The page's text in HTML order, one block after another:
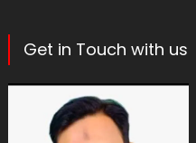
Get in Touch with us